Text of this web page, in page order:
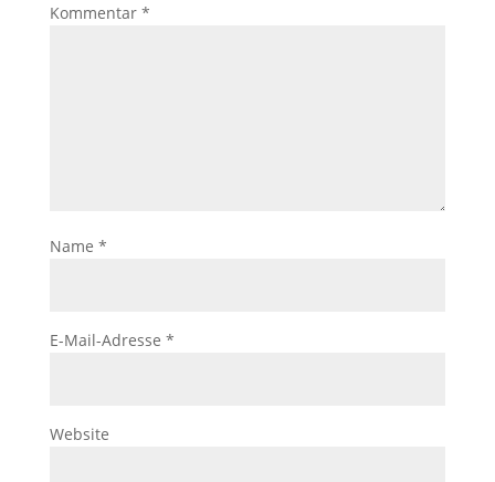
Kommentar *
Name *
E-Mail-Adresse *
Website